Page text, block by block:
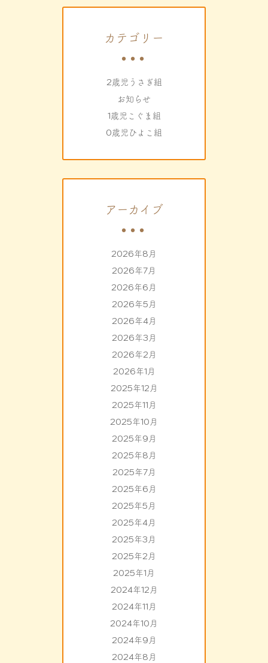
カテゴリー
2歳児うさぎ組
お知らせ
1歳児こぐま組
0歳児ひよこ組
アーカイブ
2026年8月
2026年7月
2026年6月
2026年5月
2026年4月
2026年3月
2026年2月
2026年1月
2025年12月
2025年11月
2025年10月
2025年9月
2025年8月
2025年7月
2025年6月
2025年5月
2025年4月
2025年3月
2025年2月
2025年1月
2024年12月
2024年11月
2024年10月
2024年9月
2024年8月